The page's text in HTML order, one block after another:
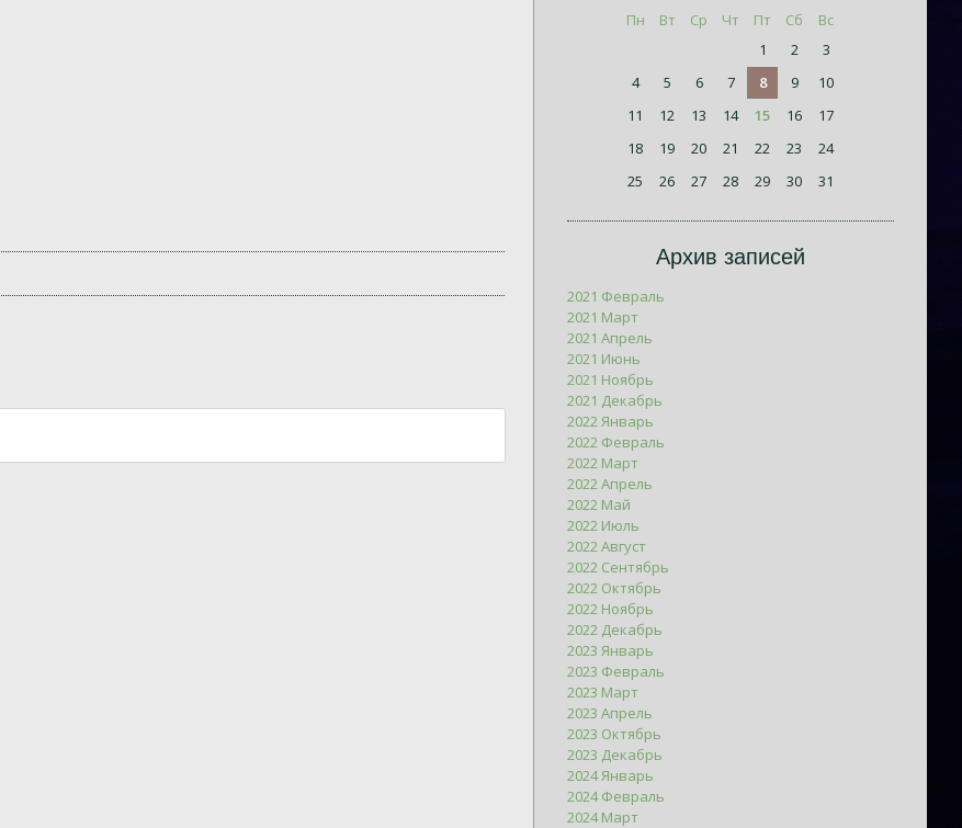
Пн Вт Ср Чт Пт Сб
Вс
1
2
3
4
5 6 7 8 9
10
11
12 13 14 15 16
17
18
19 20 21 22 23
24
25
26 27 28 29 30 31
Архив записей
2021 Февраль
2021 Март
2021 Апрель
2021 Июнь
2021 Ноябрь
2021 Декабрь
2022 Январь
2022 Февраль
2022 Март
2022 Апрель
2022 Май
2022 Июль
2022 Август
2022 Сентябрь
2022 Октябрь
2022 Ноябрь
2022 Декабрь
2023 Январь
2023 Февраль
2023 Март
2023 Апрель
2023 Октябрь
2023 Декабрь
2024 Январь
2024 Февраль
2024 Март